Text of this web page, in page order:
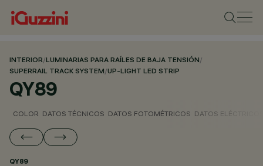
INTERIOR/LUMINARIAS PARA RAÍLES DE BAJA TENSIÓN/
SUPERRAIL TRACK SYSTEM/UP-LIGHT LED STRIP
QY89
COLOR DATOS TÉCNICOS DATOS FOTOMÉTRICOS DATOS
QY89